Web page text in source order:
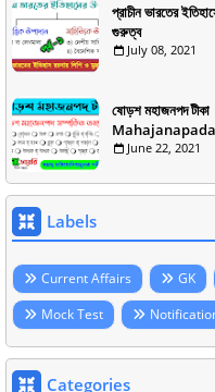
প্রাচীন ভারতের
গুরুত্ব
July 08, 2021
ষোড়শ মহাজনপদ
June 22, 2021
Labels
Current Affairs GK
Mock Test
Categories